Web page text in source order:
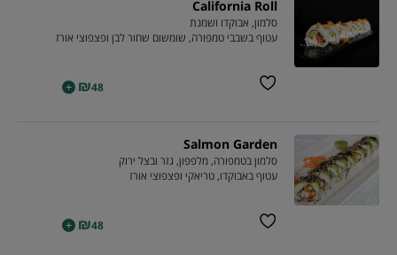
California Roll
סלמון, אבוקדו ושמנת
עטוף בשבבי טמפורה, שומשום שחור לבן ופצפוצי אורז
₪48
+
Salmon Garden
סלמון בטמפורה, מלפפון, גזר ובצל ירוק
עטוף באבוקדו, טריאקי ופצפוצי אורז
₪48
+